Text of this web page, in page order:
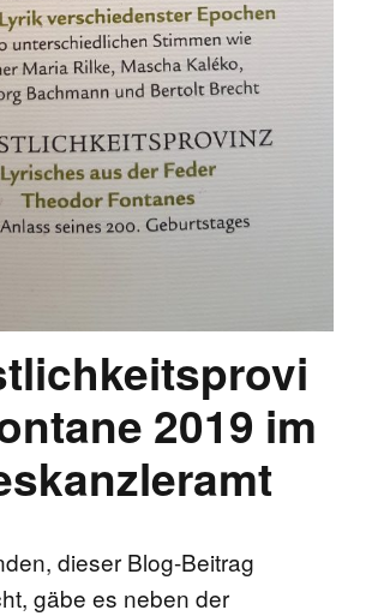
2019 im
dieser Blog-Beitrag
gäbe es neben der